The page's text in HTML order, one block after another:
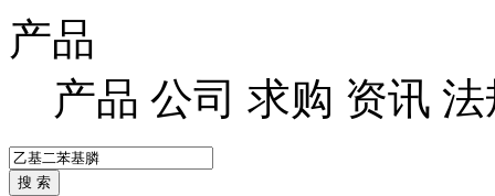
产品
产品 公司 求购 资讯 法
搜 索